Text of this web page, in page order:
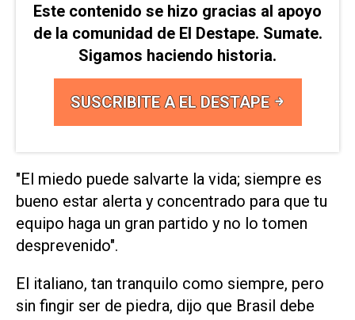
Este contenido se hizo gracias al apoyo
de la comunidad de El Destape. Sumate.
Sigamos haciendo historia.
SUSCRIBITE A EL DESTAPE
"El miedo puede ‌salvarte la vida; siempre es
bueno ‌estar alerta y concentrado para que tu
equipo haga ⁠un gran partido y no lo tomen
desprevenido".
El italiano, tan tranquilo como siempre, pero
sin fingir ser de piedra, dijo que Brasil debe